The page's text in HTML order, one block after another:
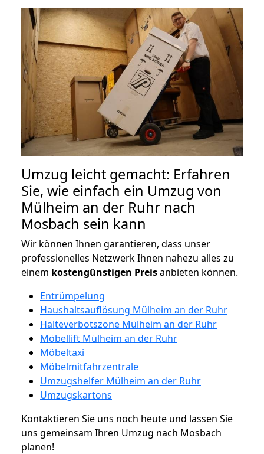
Umzug leicht gemacht: Erfahren
Sie, wie einfach ein Umzug von
Mülheim an der Ruhr nach
Mosbach sein kann
Wir können Ihnen garantieren, dass unser
professionelles Netzwerk Ihnen nahezu alles zu
einem kostengünstigen Preisanbieten können.
Entrümpelung
Haushaltsauflösung Mülheim an der Ruhr
Halteverbotszone Mülheim an der Ruhr
Möbellift Mülheim an der Ruhr
Möbeltaxi
Möbelmitfahrzentrale
Umzugshelfer Mülheim an der Ruhr
Umzugskartons
Kontaktieren Sie uns noch heute und lassen Sie
uns gemeinsam Ihren Umzug nach Mosbach
planen!